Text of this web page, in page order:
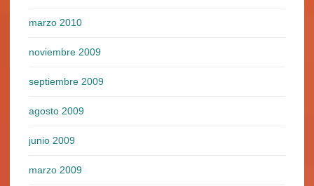
marzo 2010
noviembre 2009
septiembre 2009
agosto 2009
junio 2009
marzo 2009